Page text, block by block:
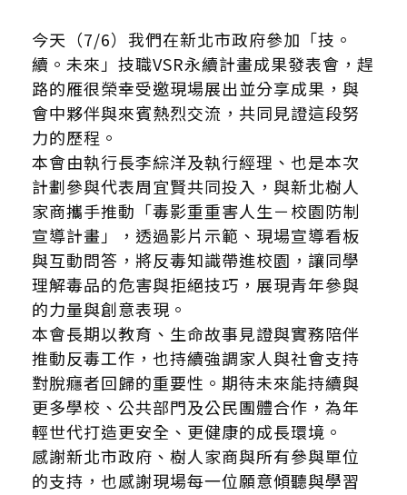
今天（7/6）我們在新北市政府參加「技。
續。未來」技職VSR永續計畫成果發表會，趕
路的雁很榮幸受邀現場展出並分享成果，與
會中夥伴與來賓熱烈交流，共同見證這段努
力的歷程。
本會由執行長李綜洋及執行經理、也是本次
計劃參與代表周宜賢共同投入，與新北樹人
家商攜手推動「毒影重重害人生－校園防制
宣導計畫」，透過影片示範、現場宣導看板
與互動問答，將反毒知識帶進校園，讓同學
理解毒品的危害與拒絕技巧，展現青年參與
的力量與創意表現。
本會長期以教育、生命故事見證與實務陪伴
推動反毒工作，也持續強調家人與社會支持
對脫癮者回歸的重要性。期待未來能持續與
更多學校、公共部門及公民團體合作，為年
輕世代打造更安全、更健康的成長環境。
感謝新北市政府、樹人家商與所有參與單位
的支持，也感謝現場每一位願意傾聽與學習